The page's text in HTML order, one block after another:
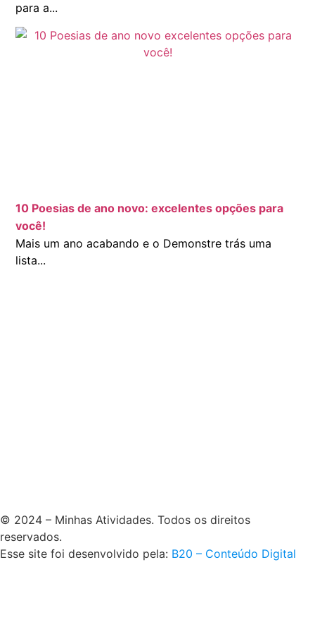
para a...
10 Poesias de ano novo: excelentes opções para
você!
Mais um ano acabando e o Demonstre trás uma
lista...
© 2024 – Minhas Atividades. Todos os direitos
reservados.
Esse site foi desenvolvido pela: B20 – Conteúdo Digital